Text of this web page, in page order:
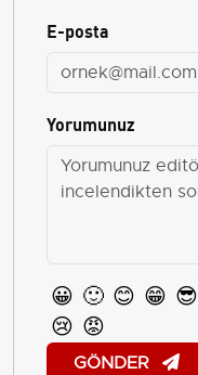
E-posta
Yorumunuz
😀 🙂 😊 😁 😎
😢 😡
GÖNDER